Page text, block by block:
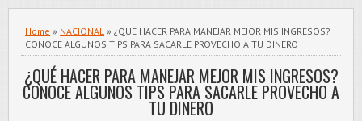
Home » NACIONAL » ¿QUÉ HACER PARA MANEJAR MEJOR MIS INGRESOS?
CONOCE ALGUNOS TIPS PARA SACARLE PROVECHO A TU DINERO
¿QUÉ HACER PARA MANEJAR MEJOR MIS INGRESOS?
CONOCE ALGUNOS TIPS PARA SACARLE PROVECHO A
TU DINERO